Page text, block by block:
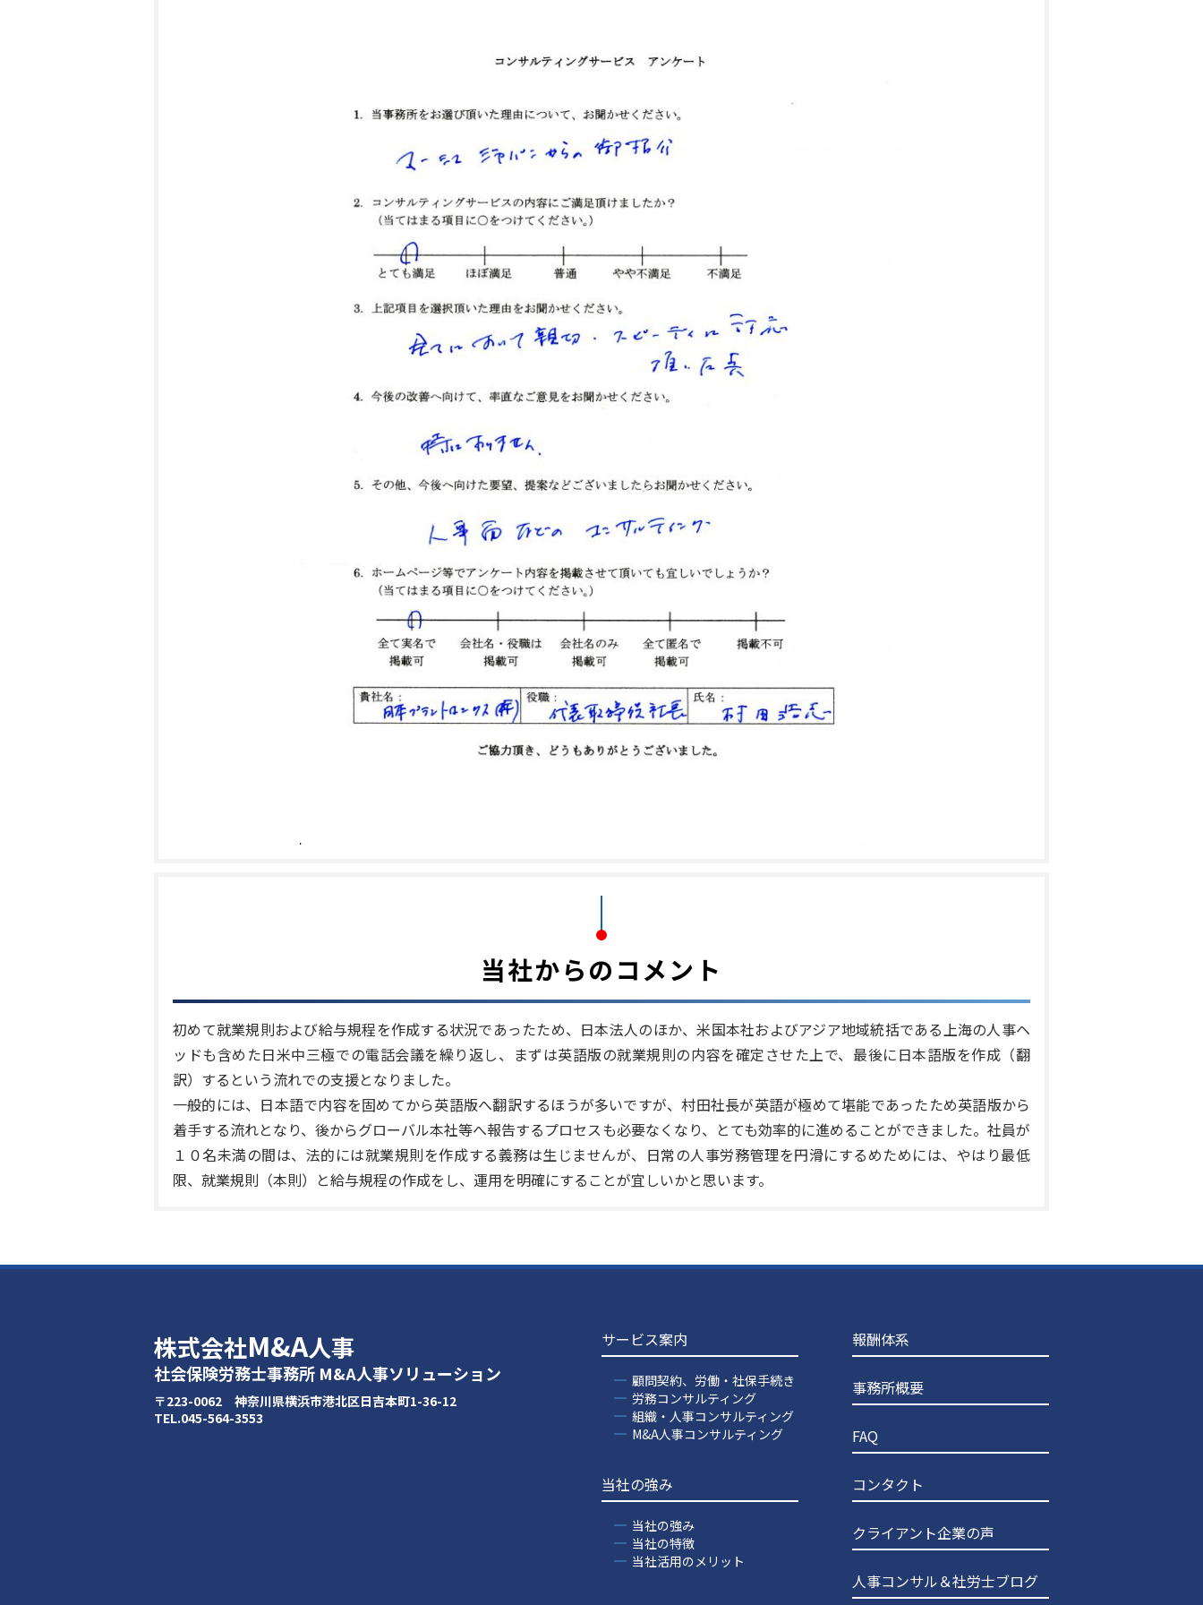
当社からのコメント
初めて就業規則および給与規程を作成する状況であったため、日本法人のほか、米国本社およびアジア地域統括である上海の人事ヘ
ッドも含めた日米中三極での電話会議を繰り返し、まずは英語版の就業規則の内容を確定させた上で、最後に日本語版を作成（翻
訳）するという流れでの支援となりました。
一般的には、日本語で内容を固めてから英語版へ翻訳するほうが多いですが、村田社長が英語が極めて堪能であったため英語版から
着手する流れとなり、後からグローバル本社等へ報告するプロセスも必要なくなり、とても効率的に進めることができました。社員が
１０名未満の間は、法的には就業規則を作成する義務は生じませんが、日常の人事労務管理を円滑にするめためには、やはり最低
限、就業規則（本則）と給与規程の作成をし、運用を明確にすることが宜しいかと思います。
株式会社M&A人事
社会保険労務士事務所 M&A人事ソリューション
〒223-0062 神奈川県横浜市港北区日吉本町1-36-12
TEL.045-564-3553
サービス案内
顧問契約、労働・社保手続き
労務コンサルティング
組織・人事コンサルティング
M&A人事コンサルティング
当社の強み
当社の強み
当社の特徴
当社活用のメリット
報酬体系
事務所概要
FAQ
コンタクト
クライアント企業の声
人事コンサル＆社労士ブログ